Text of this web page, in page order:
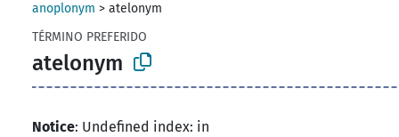
anoplonym >atelonym
TÉRMINO PREFERIDO
atelonym
Notice: Undefined index: in